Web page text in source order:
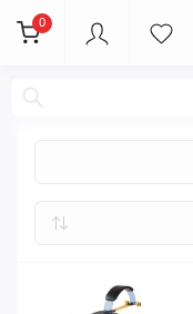
0